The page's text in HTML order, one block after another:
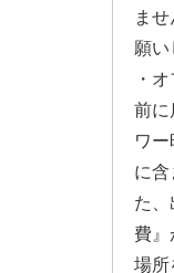
ま
願い
・
前
ワ
に
た
費
場